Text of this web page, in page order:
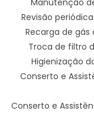
Manutenção
Revisão
Recarga de
Troca de filtro
Higienização
Conserto e
Conserto e